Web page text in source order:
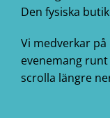
Den fysiska
Vi medverkar
evenemang
scrolla längre